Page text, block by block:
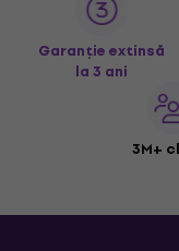
Garanție extinsă
la 3 ani
3M+